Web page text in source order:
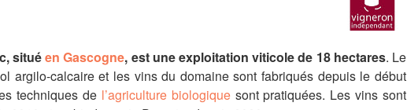
situéen Gascogne, est une exploitation viticole de 18 hectares. Le
argilo-calcaire et les vins du domaine sont fabriqués depuis le début
techniques de l’agriculture biologiquesont pratiquées. Les vins sont